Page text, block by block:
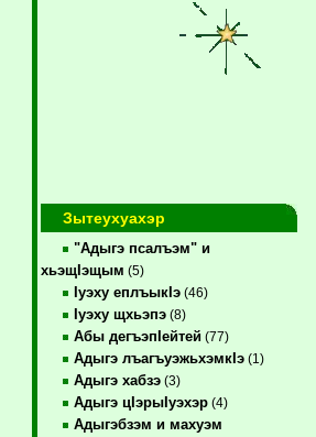
Зытеухуахэр
"Адыгэ псалъэм" и
хьэщIэщым (5)
Iуэху еплъыкIэ(46)
Iуэху щхьэпэ(8)
Абы дегъэпIейтей(77)
Адыгэ лъагъуэжьхэмкIэ(1)
Адыгэ хабзэ(3)
Адыгэ цIэрыIуэхэр(4)
Адыгэбзэм и махуэм